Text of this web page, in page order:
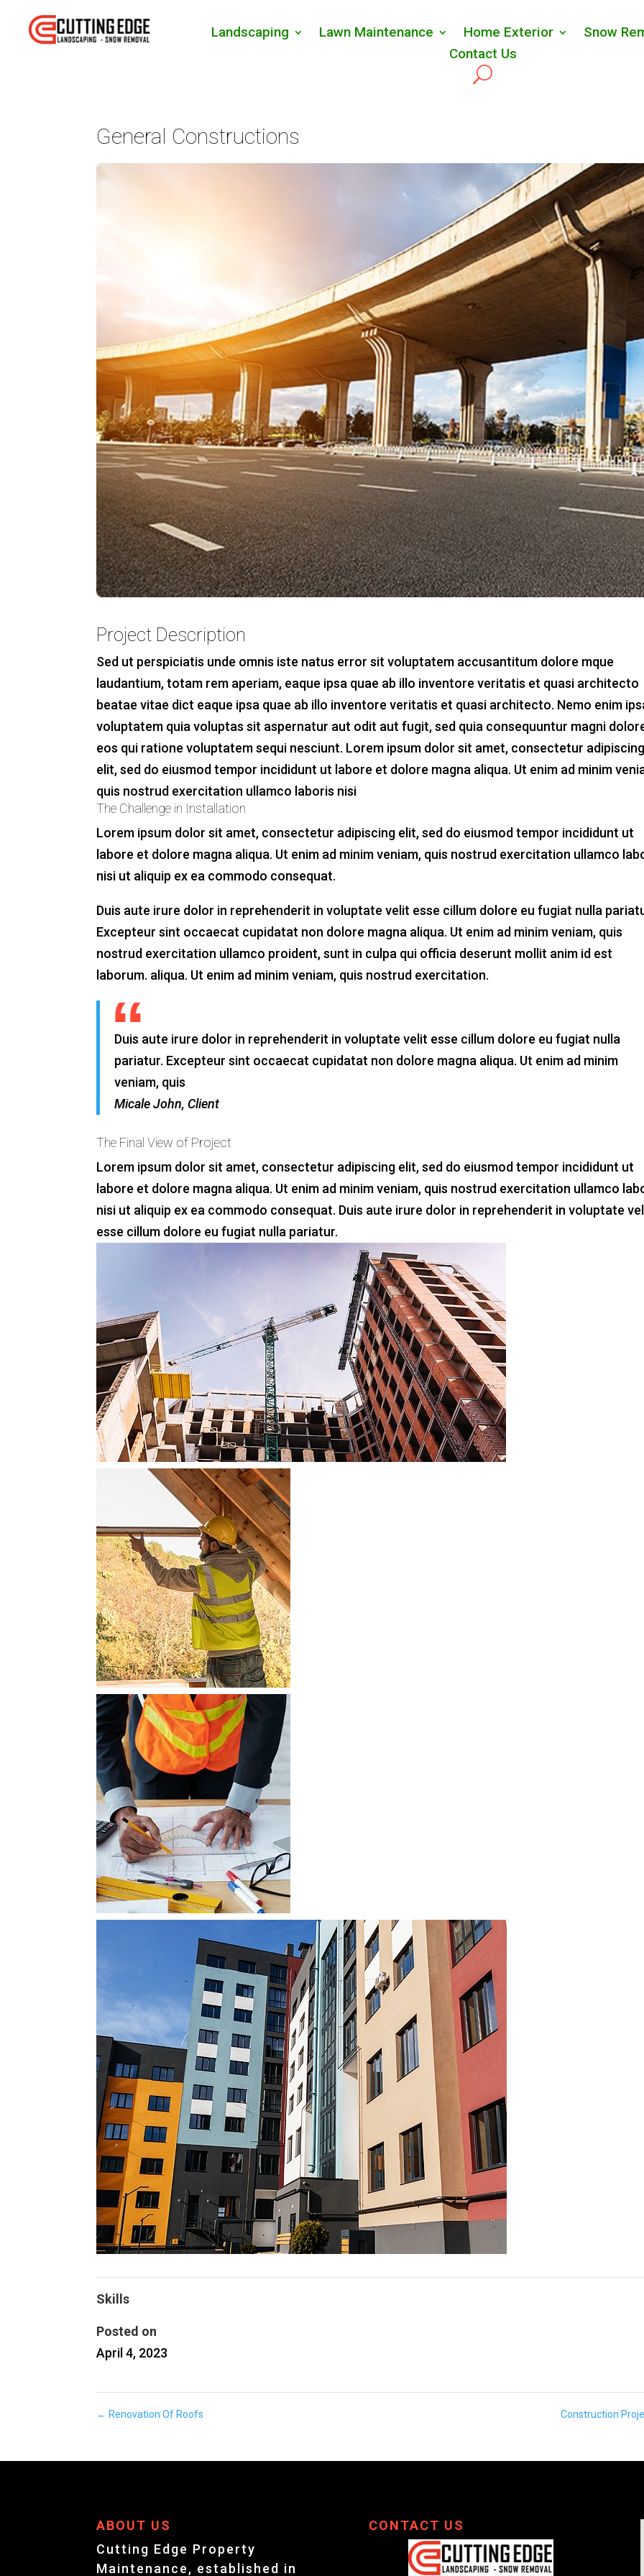
Landscaping Lawn Maintenance Home Exterior Snow
Contact Us
General Constructions
Project Description
Sed ut perspiciatis unde omnis iste natus error sit voluptatem accusantitum dolore mque
laudantium, totam rem aperiam, eaque ipsa quae ab illo inventore veritatis et quasi architecto
beatae vitae dict eaque ipsa quae ab illo inventore veritatis et quasi architecto. Nemo enim
voluptatem quia voluptas sit aspernatur aut odit aut fugit, sed quia consequuntur magni
eos qui ratione voluptatem sequi nesciunt. Lorem ipsum dolor sit amet, consectetur adipiscing
elit, sed do eiusmod tempor incididunt ut labore et dolore magna aliqua. Ut enim ad minim
quis nostrud exercitation ullamco laboris nisi
The Challenge in Installation
Lorem ipsum dolor sit amet, consectetur adipiscing elit, sed do eiusmod tempor incididunt ut
labore et dolore magna aliqua. Ut enim ad minim veniam, quis nostrud exercitation ullamco
nisi ut aliquip ex ea commodo consequat.
Duis aute irure dolor in reprehenderit in voluptate velit esse cillum dolore eu fugiat nulla
Excepteur sint occaecat cupidatat non dolore magna aliqua. Ut enim ad minim veniam, quis
nostrud exercitation ullamco proident, sunt in culpa qui officia deserunt mollit anim id est
laborum. aliqua. Ut enim ad minim veniam, quis nostrud exercitation.
Duis aute irure dolor in reprehenderit in voluptate velit esse cillum dolore eu fugiat nulla
pariatur. Excepteur sint occaecat cupidatat non dolore magna aliqua. Ut enim ad minim
veniam, quis
Micale John, Client
The Final View of Project
Lorem ipsum dolor sit amet, consectetur adipiscing elit, sed do eiusmod tempor incididunt ut
labore et dolore magna aliqua. Ut enim ad minim veniam, quis nostrud exercitation ullamco
nisi ut aliquip ex ea commodo consequat. Duis aute irure dolor in reprehenderit in voluptate
esse cillum dolore eu fugiat nulla pariatur.
Skills
Posted on
April 4, 2023
← Renovation Of Roofs Construction
ABOUT US
Cutting Edge Property
Maintenance, established in
CONTACT US